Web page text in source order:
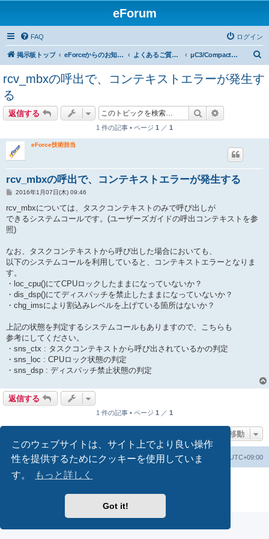
このウェブサイトは、サイト上でより良い操作
性を提供するためにクッキーを使用していま
す。
もっと詳しく
Got it!
eForum
FAQ ログイン
掲示板トップ eForceからのお知らせ よくあるご質問（技術） μC3/Compact、μC3/Standard
rcv_mbxの呼出で、コンテキストエラーが発生す
る
返信する 検索
1 件の記事 • ページ 1 ／ 1
eForce技術担当
rcv_mbxの呼出で、コンテキストエラーが発生する
投
記
事
2016年1月07日(木) 09:46
rcv_mbxについては、タスクコンテキストのみで呼び出しが
できるシステムコールです。(ユーザーズガイドの呼出コンテキストを参
照)
なお、タスクコンテキストから呼び出した場合においても、
以下のシステムコールを利用していると、コンテキストエラーとなりま
す。
・loc_cpu()にてCPUロックしたままになっていないか？
・dis_dsp()にてディスパッチを禁止したままになっていないか？
・chg_imsにより割込みレベルを上げている箇所はないか？
上記の状態を判定するシステムコールもありますので、こちらも
参考にしてください。
・sns_ctx : タスクコンテキストから呼び出されているかの判定
・sns_loc : CPUロック状態の判定
・sns_dsp : ディスパッチ禁止状態の判定
返信する
1 件の記事 • ページ 1 ／ 1
ページ移動
掲示板トップ All times are UTC+09:00
掲示板の cookie を消去する
Powered by